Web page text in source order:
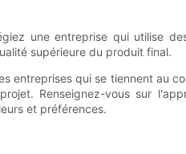
une entreprise qui utilise
supérieure du produit final.
entreprises qui se tiennent au
Renseignez-vous sur
et préférences.